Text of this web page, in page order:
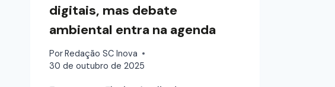
digitais, mas debate
ambiental entra na agenda
PorRedação SC Inova
30 de outubro de 2025